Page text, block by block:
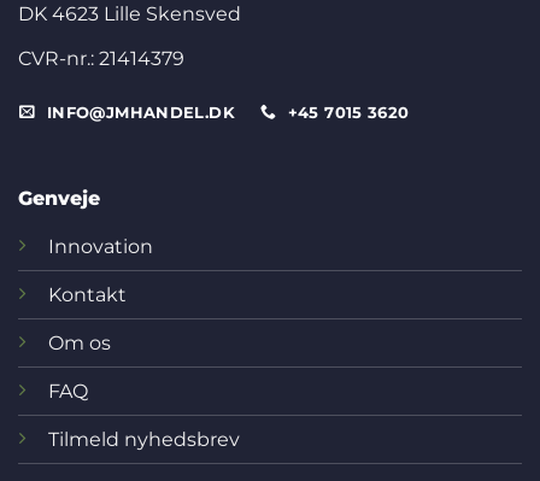
DK 4623 Lille Skensved
CVR-nr.: 21414379
INFO@JMHANDEL.DK +45 7015 3620
Genveje
Innovation
Kontakt
Om os
FAQ
Tilmeld nyhedsbrev